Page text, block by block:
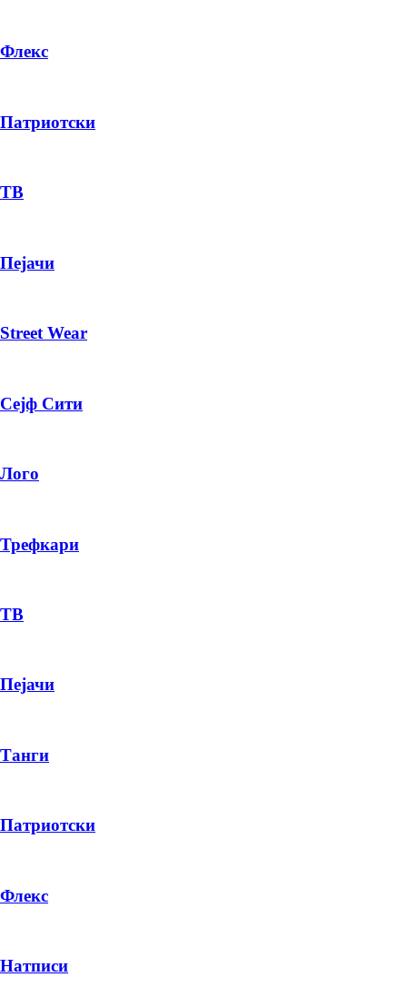
PRODUCT
ПЛАТИ ПРИ ДОСТАВА ВО КЕШ
Флекс
Патриотски
ТВ
Пејачи
Street Wear
Сејф Сити
Лого
Трефкари
ТВ
Пејачи
Танги
Патриотски
Флекс
Натписи